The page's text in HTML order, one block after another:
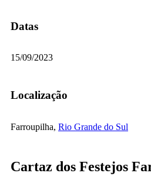
Datas
15/09/2023
Localização
Farroupilha, Rio Grande do Sul
Cartaz dos Festejos